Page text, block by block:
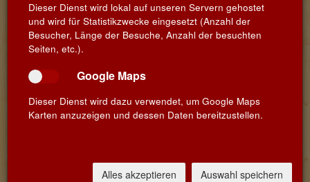
Jahrgang:
2024
Land:
Ausbau:
Traditionelle 10-tägige
Thermotanks
Dieser Dienst wird lokal auf unseren Servern gehostet
und wird für Statistikzwecke eingesetzt (Anzahl der
Besucher, Länge der Besuche, Anzahl der besuchten
Seiten, etc.).
Google Maps
Dieser Dienst wird dazu verwendet, um Google Maps
Karten anzuzeigen und dessen Daten bereitzustellen.
Alles akzeptieren Auswahl speichern